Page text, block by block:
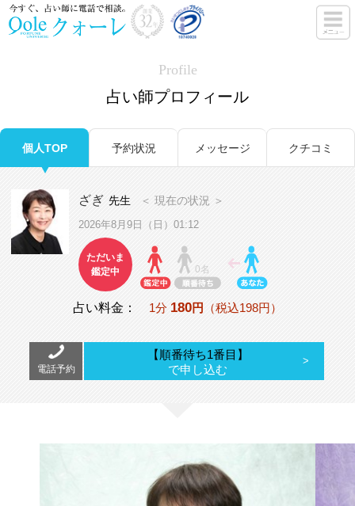
Profile
占い師プロフィール
個人TOP 予約状況 メッセージ クチコミ
ざぎ 先生 ＜ 現在の状況 ＞
2026年8月9日（日）01:12
ただいま
鑑定中
0名
占い料金： 1分 180円 （税込198円）
電話予約
【順番待ち1番目】
で申し込む